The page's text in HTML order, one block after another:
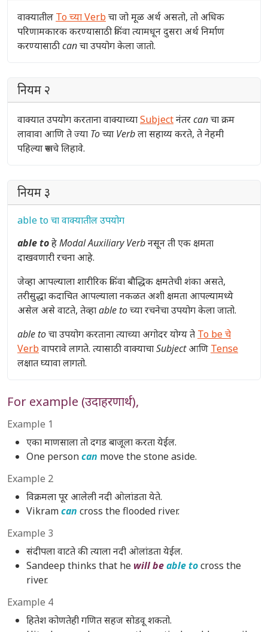
वाक्यातील To च्या Verbचा जो मूळ अर्थ असतो, तो अधिक
परिणामकारक करण्यासाठी किंवा त्यामधून दुसरा अर्थ निर्माण
करण्यासाठीcanचा उपयोग केला जातो.
नियम २
वाक्यात उपयोग करताना वाक्याच्याSubjectनंतरcanचा क्रम
लावावा आणि ते ज्या To च्या Verbला सहाय्य करते, ते नेहमी
पहिल्या रूपाचेलिहावे.
नियम ३
able to चा वाक्यातील उपयोग
able toहेModal Auxiliary Verbनसून ती एक क्षमता
दाखवणारी रचना आहे.
जेव्हा आपल्याला शारीरिक किंवा बौद्धिक क्षमतेची शंका असते,
तरीसुद्धा कदाचित आपल्याला नकळत अशी क्षमता आपल्यामध्ये
असेल असे वाटते, तेव्हाable toच्या रचनेचा उपयोग केला जातो.
able toचा उपयोग करताना त्याच्या अगोदर योग्य ते To be चे
Verbवापरावे लागते. त्यासाठी वाक्याचाSubjectआणि Tense
लक्षात घ्यावा लागतो.
For example (उदाहरणार्थ),
Example 1
एका माणसाला तो दगड बाजूला करता येईल.
One personcan move the stone aside.
Example 2
विक्रमला पूर आलेली नदी ओलांडता येते.
Vikramcan cross the flooded river.
Example 3
संदीपला वाटते की त्याला नदी ओलांडता येईल.
Sandeep thinks that he will beable tocross the
river.
Example 4
हितेश कोणतेही गणित सहज सोडवू शकतो.